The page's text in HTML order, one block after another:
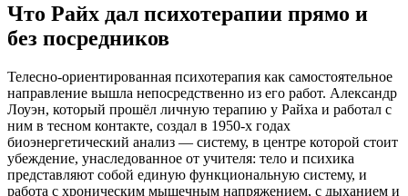
Что Райх дал психотерапии прямо и
без посредников
Телесно-ориентированная психотерапия как самостоятельное
направление вышла непосредственно из его работ. Александр
Лоуэн, который прошёл личную терапию у Райха и работал с
ним в тесном контакте, создал в 1950-х годах
биоэнергетический анализ — систему, в центре которой стоит
убеждение, унаследованное от учителя: тело и психика
представляют собой единую функциональную систему, и
работа с хроническим мышечным напряжением, с дыханием и